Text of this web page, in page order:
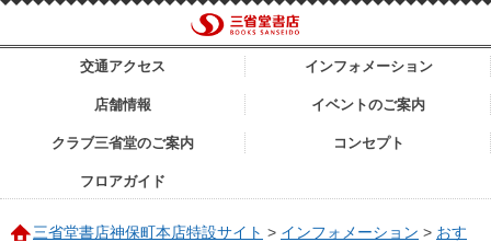
交通アクセス インフォメーション
店舗情報 イベントのご案内
クラブ三省堂のご案内 コンセプト
フロアガイド
三省堂書店神保町本店特設サイト > インフォメーション > おす